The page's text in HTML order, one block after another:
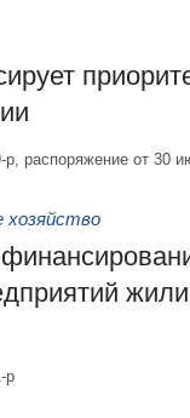
распоряжение от 30
хозяйство
р